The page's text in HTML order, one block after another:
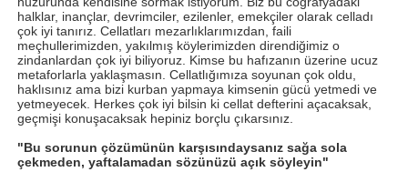
halklar, inançlar, devrimciler, ezilenler, emekçiler olarak celladı
çok iyi tanırız. Cellatları mezarlıklarımızdan, faili
meçhullerimizden, yakılmış köylerimizden direndiğimiz o
zindanlardan çok iyi biliyoruz. Kimse bu hafızanın üzerine ucuz
metaforlarla yaklaşmasın. Cellatlığımıza soyunan çok oldu,
haklısınız ama bizi kurban yapmaya kimsenin gücü yetmedi ve
yetmeyecek. Herkes çok iyi bilsin ki cellat defterini açacaksak,
geçmişi konuşacaksak hepiniz borçlu çıkarsınız.
"Bu sorunun çözümünün karşısındaysanız sağa sola
çekmeden, yaftalamadan sözünüzü açık söyleyin"